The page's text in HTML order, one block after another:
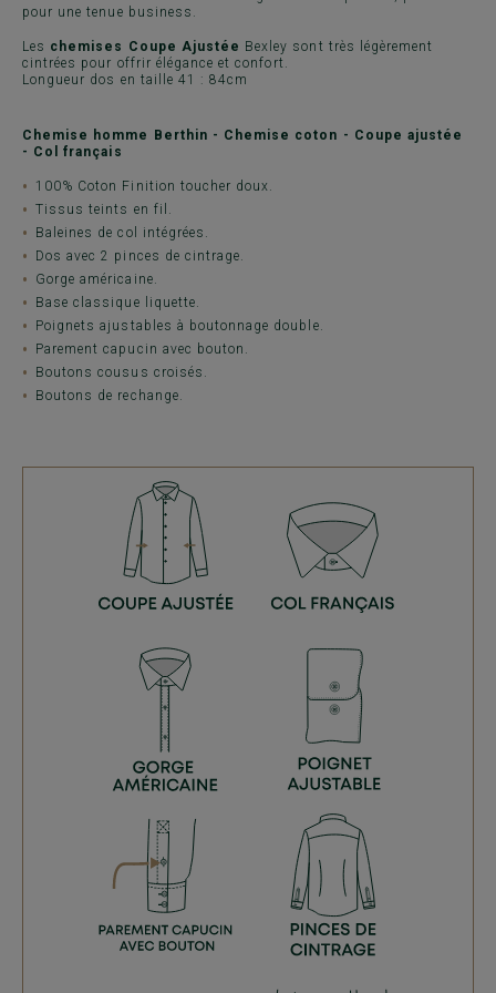
pour une tenue business.
Les chemises Coupe Ajustée Bexley sont très légèrement
cintrées pour offrir élégance et confort.
Longueur dos en taille 41 : 84cm
Chemise homme Berthin - Chemise coton - Coupe ajustée
- Col français
100% Coton Finition toucher doux.
Tissus teints en fil.
Baleines de col intégrées.
Dos avec 2 pinces de cintrage.
Gorge américaine.
Base classique liquette.
Poignets ajustables à boutonnage double.
Parement capucin avec bouton.
Boutons cousus croisés.
Boutons de rechange.